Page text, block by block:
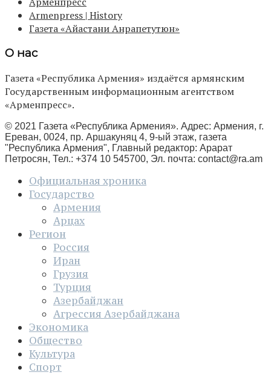
Armenpress | History
Газета «Айастани Анрапетутюн»
О нас
Газета «Республика Армения» издаётся армянским
Государственным информационным агентством
«Арменпресс».
© 2021 Газета «Республика Армения». Адрес: Армения, г.
Ереван, 0024, пр. Аршакуняц 4, 9-ый этаж, газета
"Республика Армения", Главный редактор: Арарат
Петросян, Тел.: +374 10 545700, Эл. почта: contact@ra.am
Официальная хроника
Государство
Армения
Арцах
Регион
Россия
Иран
Грузия
Турция
Азербайджан
Агрессия Азербайджана
Экономика
Общество
Культура
Спорт